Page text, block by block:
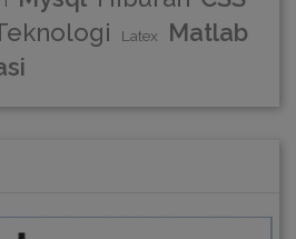
Latex
Matlab